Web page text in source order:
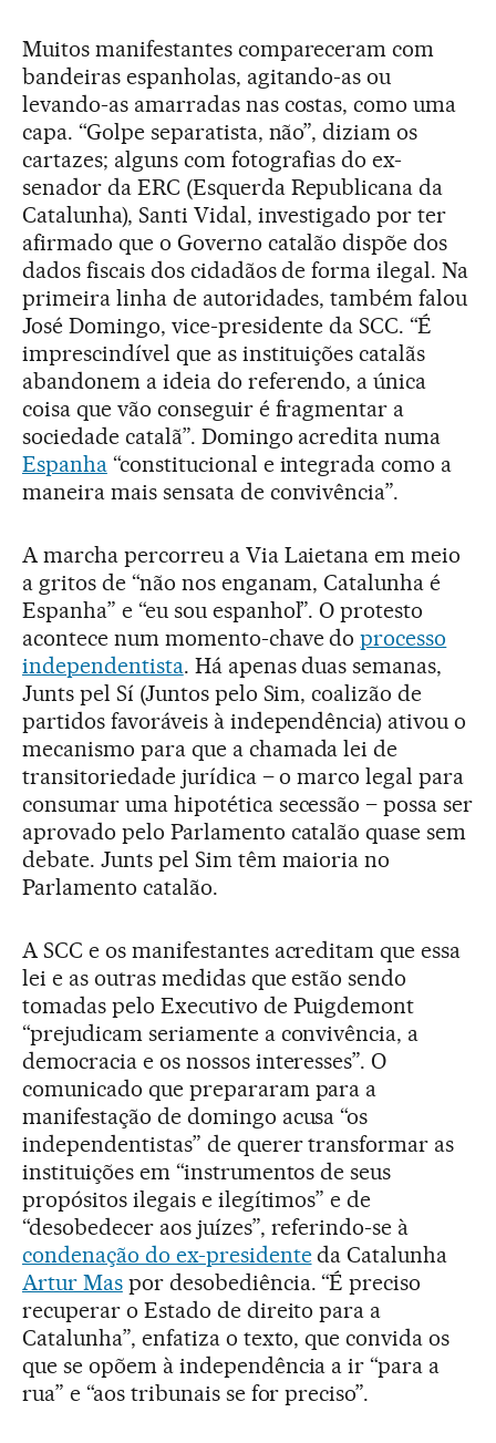
Muitos manifestantes compareceram com
bandeiras espanholas, agitando-as ou
levando-as amarradas nas costas, como uma
capa. “Golpe separatista, não”, diziam os
cartazes; alguns com fotografias do ex-
senador da ERC (Esquerda Republicana da
Catalunha), Santi Vidal, investigado por ter
afirmado que o Governo catalão dispõe dos
dados fiscais dos cidadãos de forma ilegal. Na
primeira linha de autoridades, também falou
José Domingo, vice-presidente da SCC. “É
imprescindível que as instituições catalãs
abandonem a ideia do referendo, a única
coisa que vão conseguir é fragmentar a
sociedade catalã”. Domingo acredita numa
Espanha“constitucional e integrada como a
maneira mais sensata de convivência”.
A marcha percorreu a Via Laietana em meio
a gritos de “não nos enganam, Catalunha é
Espanha” e “eu sou espanhol”. O protesto
acontece num momento-chave doprocesso
independentista. Há apenas duas semanas,
Junts pel Sí (Juntos pelo Sim, coalizão de
partidos favoráveis à independência) ativou o
mecanismo para que a chamada lei de
transitoriedade jurídica – o marco legal para
consumar uma hipotética secessão – possa ser
aprovado pelo Parlamento catalão quase sem
debate. Junts pel Sim têm maioria no
Parlamento catalão.
A SCC e os manifestantes acreditam que essa
lei e as outras medidas que estão sendo
tomadas pelo Executivo de Puigdemont
“prejudicam seriamente a convivência, a
democracia e os nossos interesses”. O
comunicado que prepararam para a
manifestação de domingo acusa “os
independentistas” de querer transformar as
instituições em “instrumentos de seus
propósitos ilegais e ilegítimos” e de
“desobedecer aos juízes”, referindo-se à
condenação do ex-presidenteda Catalunha
Artur Maspor desobediência. “É preciso
recuperar o Estado de direito para a
Catalunha”, enfatiza o texto, que convida os
que se opõem à independência a ir “para a
rua” e “aos tribunais se for preciso”.